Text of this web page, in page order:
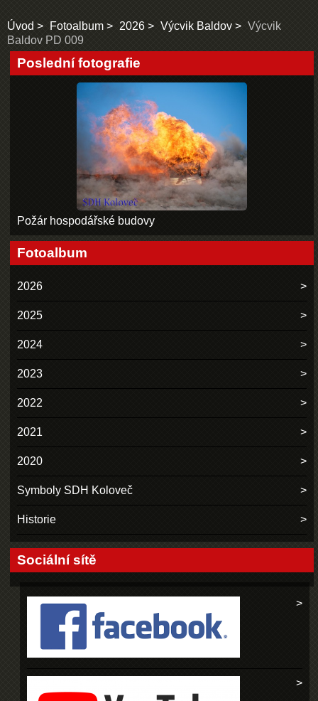
Úvod Fotoalbum 2026 Výcvik Baldov
Výcvik
Baldov PD 009
Poslední fotografie
Požár hospodářské budovy
Fotoalbum
2026
2025
2024
2023
2022
2021
2020
Symboly SDH Koloveč
Historie
Sociální sítě